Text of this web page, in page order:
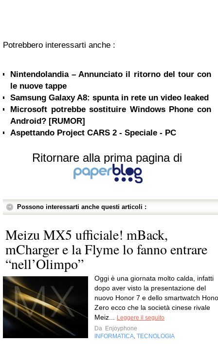
Potrebbero interessarti anche :
Nintendolandia – Annunciato il ritorno del tour con
le nuove tappe
Samsung Galaxy A8: spunta in rete un video leaked
Microsoft potrebbe sostituire Windows Phone con
Android? [RUMOR]
Aspettando Project CARS 2 - Speciale - PC
Ritornare alla prima pagina di
Possono interessarti anche questi articoli :
Meizu MX5 ufficiale! mBack,
mCharger e la Flyme lo fanno entrare
“nell’Olimpo”
Oggi è una giornata molto calda, infatti
dopo aver visto la presentazione del
nuovo Honor 7 e dello smartwatch
Zero ecco che la società cinese rivale
Meiz...
Leggere il seguito
Da Enjoyphone
INFORMATICA TECNOLOGIA